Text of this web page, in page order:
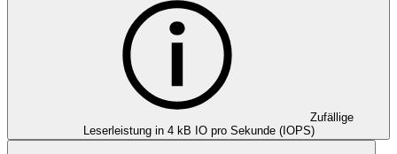
Zufällige
Leserleistung in 4 kB IO pro Sekunde (IOPS)